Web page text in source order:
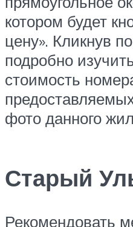
котором будет
цену». Кликнув
подробно
стоимость
фото данного
Старый
Рекомендовать